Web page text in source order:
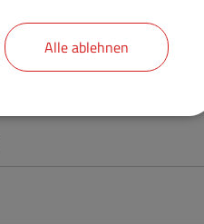
Alle ablehnen